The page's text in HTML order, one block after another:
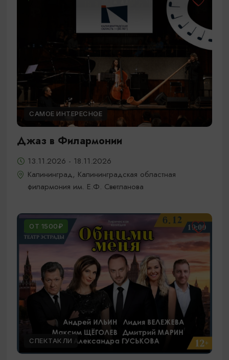
САМОЕ ИНТЕРЕСНОЕ
Джаз в Филармонии
13.11.2026 - 18.11.2026
Калининград, Калининградская областная
филармония им. Е.Ф. Светланова
ОТ 1500₽
СПЕКТАКЛИ